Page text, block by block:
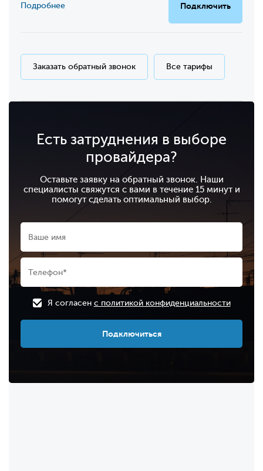
Подключить
Подробнее
Заказать обратный звонок Все тарифы
Есть затруднения в выборе
провайдера?
Оставьте заявку на обратный звонок. Наши
специалисты свяжутся с вами в течение 15 минут и
помогут сделать оптимальный выбор.
Я согласен с политикой конфиденциальности
Подключиться